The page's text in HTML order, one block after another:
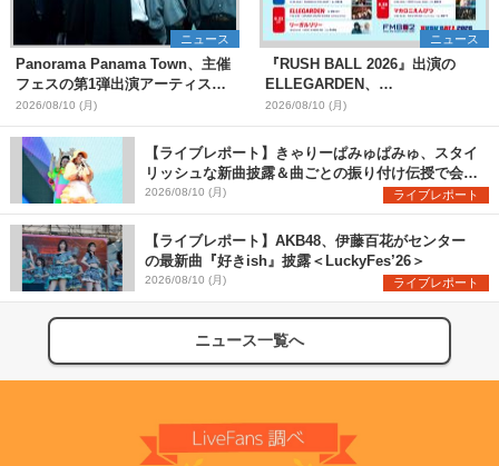
ニュース
Panorama Panama Town、主催
フェスの第1弾出演アーティスト
として愛はズボーン、夜の本気ダ
ンスらを発表 「plus∈you」の
MVも公開に
2026/08/10 (月)
ニュース
『RUSH BALL 2026』出演の
ELLEGARDEN、
go!go!vanillas、BRAHMANら13
組がFM802に登場、他出演アーテ
ィストの“渾身の1曲”をセレクト
2026/08/10 (月)
【ライブレポート】きゃりーぱみゅぱみゅ、スタイ
リッシュな新曲披露＆曲ごとの振り付け伝授で会場
を盛り上げまくる！＜LuckyFes’26＞
2026/08/10 (月) ライブレポート
【ライブレポート】AKB48、伊藤百花がセンター
の最新曲『好きish』披露＜LuckyFes’26＞
2026/08/10 (月) ライブレポート
ニュース一覧へ